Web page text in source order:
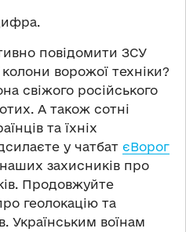
повідомити ЗСУ
ворожої техніки?
свіжого російського
А також сотні
та їхніх
у чатбат єВорог
захисників про
Продовжуйте
геолокацію та
Українським воїнам